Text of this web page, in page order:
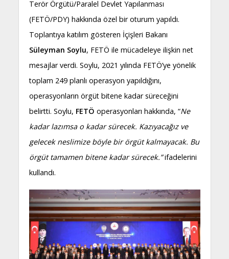
Terör Örgütü/Paralel Devlet Yapılanması
(FETÖ/PDY) hakkında özel bir oturum yapıldı.
Toplantıya katılım gösteren İçişleri Bakanı
Süleyman Soylu, FETÖ ile mücadeleye ilişkin net
mesajlar verdi. Soylu, 2021 yılında FETÖ’ye yönelik
toplam 249 planlı operasyon yapıldığını,
operasyonların örgüt bitene kadar süreceğini
belirtti. Soylu, FETÖ operasyonları hakkında, “Ne
kadar lazımsa o kadar sürecek. Kazıyacağız ve
gelecek neslimize böyle bir örgüt kalmayacak. Bu
örgüt tamamen bitene kadar sürecek.”ifadelerini
kullandı.